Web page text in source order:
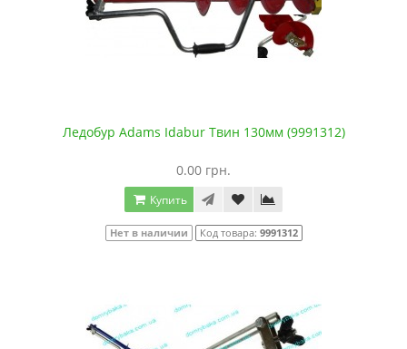
Ледобур Adams Idabur Твин 130мм (9991312)
0.00 грн.
Купить
Нет в наличии Код товара: 9991312